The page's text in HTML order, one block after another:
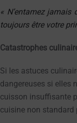
« N’entamez
toujours être votre
Catastrophes
Si les astuces
dangereuses si elles
cuisson insuffisante
cuisine non standard